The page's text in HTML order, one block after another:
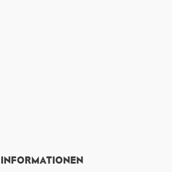
INFORMATIONEN